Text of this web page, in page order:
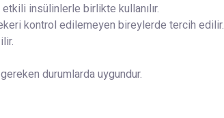
insülinlerle birlikte kullanılır.
kontrol edilemeyen bireylerde tercih edilir.
durumlarda uygundur.